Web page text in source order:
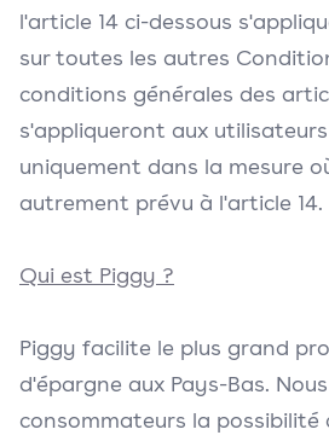
l'article 14 ci-dessous
sur toutes les autres
conditions générales des
s'appliqueront aux
uniquement dans la mesure
autrement prévu à l'article 14.
Qui est Piggy ?
Piggy facilite le plus grand
d'épargne aux Pays-Bas.
consommateurs la possibilité